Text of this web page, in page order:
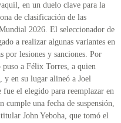
en un duelo clave para la
de clasificación de las
2026. El seleccionador de
a realizar algunas variantes en
por lesiones y sanciones. Por
puso a Félix Torres, a quien
y en su lugar alineó a Joel
el elegido para reemplazar en
cumple una fecha de suspensión,
John Yeboha, que tomó el